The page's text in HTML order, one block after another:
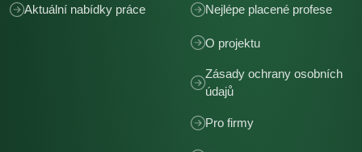
Aktuální nabídky práce Nejlépe placené profese
O projektu
Zásady ochrany osobních
údajů
Pro firmy